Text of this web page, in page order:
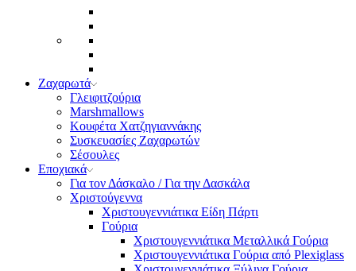
Ζαχαρωτά
Γλειφιτζούρια
Marshmallows
Κουφέτα Χατζηγιαννάκης
Συσκευασίες Ζαχαρωτών
Σέσουλες
Εποχιακά
Για τον Δάσκαλο / Για την Δασκάλα
Χριστούγεννα
Χριστουγεννιάτικα Είδη Πάρτι
Γούρια
Χριστουγεννιάτικα Μεταλλικά Γούρια
Χριστουγεννιάτικα Γούρια από Plexiglass